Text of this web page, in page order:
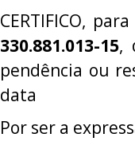
CERTIFICO,
330.881.013-15,
pendência ou
data
Por ser a